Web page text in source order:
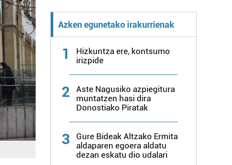
Azken egunetako irakurrienak
1
Hizkuntza ere, kontsumo
irizpide
2
Aste Nagusiko azpiegitura
muntatzen hasi dira
Donostiako Piratak
3
Gure Bideak Altzako Ermita
aldaparen egoera aldatu
dezan eskatu dio udalari